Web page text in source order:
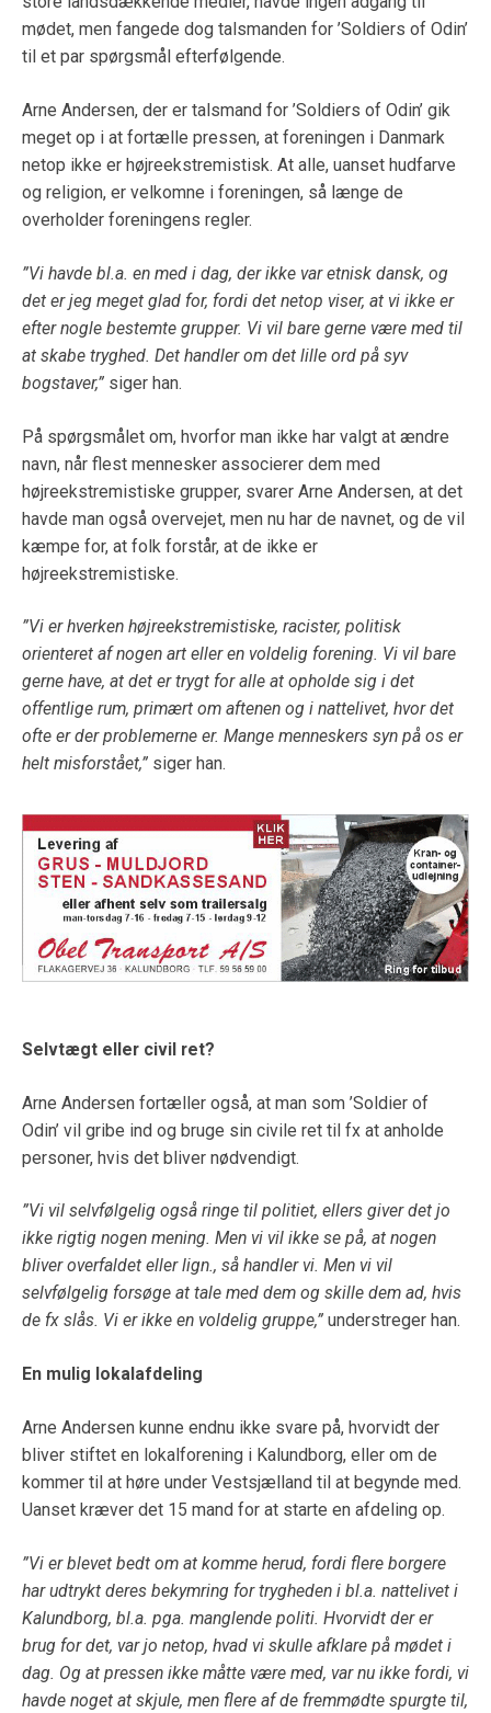
mødet, men fangede dog talsmanden for ’Soldiers of Odin’
til et par spørgsmål efterfølgende.
Arne Andersen, der er talsmand for ’Soldiers of Odin’ gik
meget op i at fortælle pressen, at foreningen i Danmark
netop ikke er højreekstremistisk. At alle, uanset hudfarve
og religion, er velkomne i foreningen, så længe de
overholder foreningens regler.
”Vi havde bl.a. en med i dag, der ikke var etnisk dansk, og
det er jeg meget glad for, fordi det netop viser, at vi ikke er
efter nogle bestemte grupper. Vi vil bare gerne være med til
at skabe tryghed. Det handler om det lille ord på syv
bogstaver,” siger han.
På spørgsmålet om, hvorfor man ikke har valgt at ændre
navn, når flest mennesker associerer dem med
højreekstremistiske grupper, svarer Arne Andersen, at det
havde man også overvejet, men nu har de navnet, og de vil
kæmpe for, at folk forstår, at de ikke er
højreekstremistiske.
”Vi er hverken højreekstremistiske, racister, politisk
orienteret af nogen art eller en voldelig forening. Vi vil bare
gerne have, at det er trygt for alle at opholde sig i det
offentlige rum, primært om aftenen og i nattelivet, hvor det
ofte er der problemerne er. Mange menneskers syn på os er
helt misforstået,” siger han.
Selvtægt eller civil ret?
Arne Andersen fortæller også, at man som ’Soldier of
Odin’ vil gribe ind og bruge sin civile ret til fx at anholde
personer, hvis det bliver nødvendigt.
”Vi vil selvfølgelig også ringe til politiet, ellers giver det jo
ikke rigtig nogen mening. Men vi vil ikke se på, at nogen
bliver overfaldet eller lign., så handler vi. Men vi vil
selvfølgelig forsøge at tale med dem og skille dem ad, hvis
de fx slås. Vi er ikke en voldelig gruppe,” understreger han.
En mulig lokalafdeling
Arne Andersen kunne endnu ikke svare på, hvorvidt der
bliver stiftet en lokalforening i Kalundborg, eller om de
kommer til at høre under Vestsjælland til at begynde med.
Uanset kræver det 15 mand for at starte en afdeling op.
”Vi er blevet bedt om at komme herud, fordi flere borgere
har udtrykt deres bekymring for trygheden i bl.a. nattelivet i
Kalundborg, bl.a. pga. manglende politi. Hvorvidt der er
brug for det, var jo netop, hvad vi skulle afklare på mødet i
dag. Og at pressen ikke måtte være med, var nu ikke fordi, vi
havde noget at skjule, men flere af de fremmødte spurgte til,